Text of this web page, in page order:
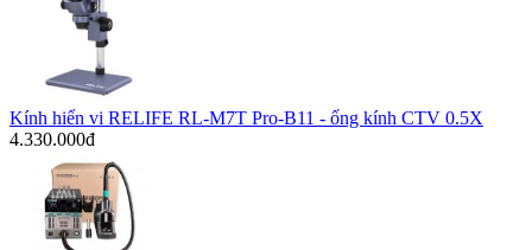
Kính hiển vi RELIFE RL-M7T Pro-B11 - ống kính CTV 0.5X
4.330.000đ